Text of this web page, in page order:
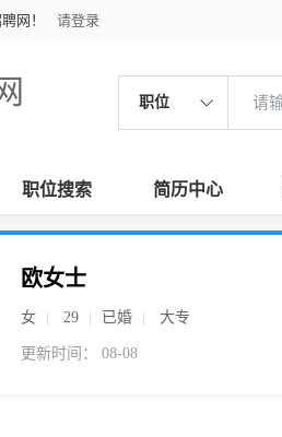
网！ 请登录
职位
职位搜索 简历中心
欧女士
女 29 已婚 大专
更新时间： 08-08